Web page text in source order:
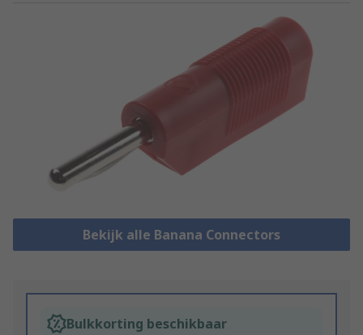
Bekijk alle Banana Connectors
Bulkkorting beschikbaar